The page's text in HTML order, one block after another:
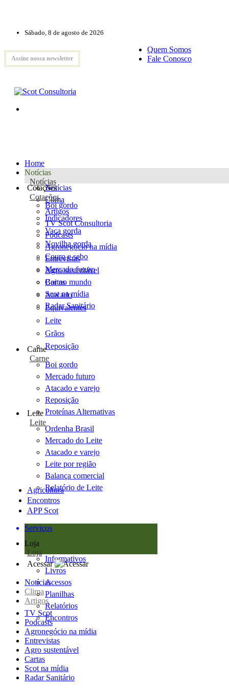
Sábado, 8 de agosto de 2026
Assine nossa newsletter
Quem Somos
Fale Conosco
Home
Notícias
Notícias
Notícias
Clima
Artigos
TV Scot Consultoria
Podcasts
Agronegócio na mídia
Entrevistas
Agro sustentável
Cartas
Scot na mídia
Radar Sanitário
Cotações
Cotações
Boi gordo
Indicadores
Vaca gorda
Novilha gorda
Couro e sebo
Mercado futuro
Boi no mundo
Atacado
Equivalentes
Leite
Grãos
Reposição
Carne
Carne
Boi gordo
Mercado futuro
Atacado e varejo
Reposição
Proteínas Alternativas
Leite
Leite
Ordenha Brasil
Mercado do Leite
Atacado e varejo
Leite por região
Balança comercial
Relatório de Leite
Agricultura
Encontros
APP Scot
Serviços
Loja
Loja
Informativos
Livros
Acessos
Planilhas
Relatórios
Encontros
Acessar
Notícias
Clima
Artigos
TV Scot
Podcasts
Agronegócio na mídia
Entrevistas
Agro sustentável
Cartas
Scot na mídia
Radar Sanitário